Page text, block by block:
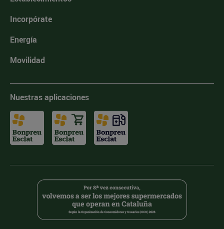
Incorpórate
Energía
Movilidad
Nuestras aplicaciones